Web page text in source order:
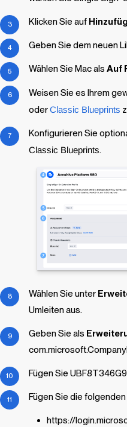
Klicken Sie auf
Geben Sie dem neuen
Wählen Sie Mac als Auf
Weisen Sie es Ihrem
oderClassic Blueprints
Konfigurieren Sie
Classic Blueprints.
Wählen Sie unter
Umleiten aus.
Geben Sie als
Fügen Sie
Fügen Sie die folgenden
https://